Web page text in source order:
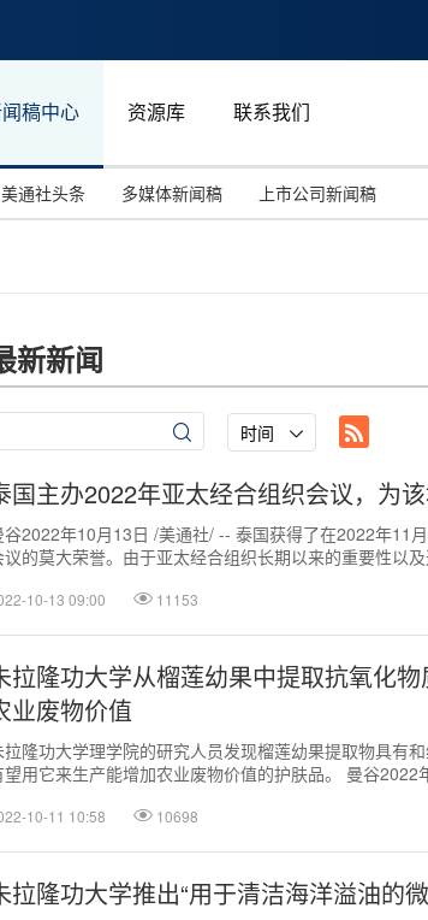
稿中心 资源库 联系我们
人工智能
汉诺威工业
体育
广告营销传媒
美通社头条 多媒体新闻稿 上市公司新闻稿
新新闻
时间
国主办2022年亚太经合组织会议，为
谷2022年10月13日 /美通社/ -- 泰国获得了在2022年11
议的莫大荣誉。由于亚太经合组织长期以来的重要性以
10-13 09:00 11153
拉隆功大学从榴莲幼果中提取抗氧化
业废物价值
拉隆功大学理学院的研究人员发现榴莲幼果提取物具有
望用它来生产能增加农业废物价值的护肤品。 曼谷2022
10-11 10:58 10698
拉隆功大学推出“用于清洁海洋溢油的